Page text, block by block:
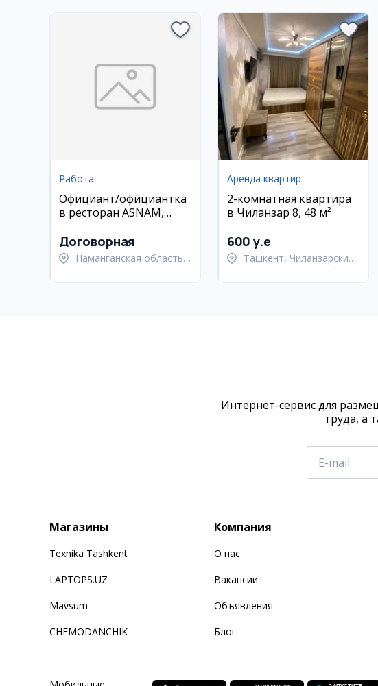
Работа
Официант/официантка
в ресторан ASNAM,
Договорная
Наманганская область,
Аренда квартир
2-комнатная квартира
в Чиланзар 8, 48 м²
600 y.e
Ташкент, Чиланзарский
Интернет-сервис для
труда, а
Магазины
Texnika Tashkent
LAPTOPS.UZ
Mavsum
CHEMODANCHIK
Компания
О нас
Вакансии
Объявления
Блог